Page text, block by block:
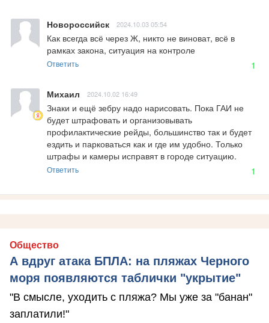
Новороссийск 2024.10.03 05:54
Как всегда всё через Ж, никто не виноват, всё в
рамках закона, ситуация на контроле
Ответить 1
Михаил 2024.10.02 16:49
Знаки и ещё зебру надо нарисовать. Пока ГАИ не
будет штрафовать и организовывать
профилактические рейды, большинство так и будет
ездить и парковаться как и где им удобно. Только
штрафы и камеры исправят в городе ситуацию.
Ответить 1
Общество
А вдруг атака БПЛА: на пляжах Черного
моря появляются таблички "укрытие"
"В смысле, уходить с пляжа? Мы уже за "банан"
заплатили!"